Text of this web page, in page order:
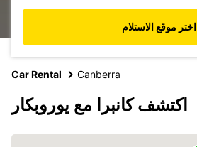
اختر موقع الاستلام
Car Rental Canberra
اكتشف كانبرا مع يوروبكار